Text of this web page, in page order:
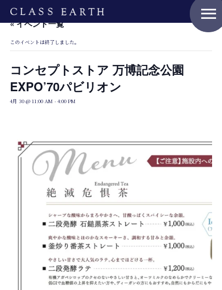
menu
Home
« イベント一覧
このイベントは終了しました。
コンセプトストア 万博記念公園
EXPO’70パビリオン
4月 30 @ 11:00 AM - 4:00 PM